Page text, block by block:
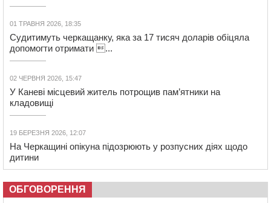
01 ТРАВНЯ 2026, 18:35
Судитимуть черкащанку, яка за 17 тисяч доларів обіцяла
допомогти отримати ...
02 ЧЕРВНЯ 2026, 15:47
У Каневі місцевий житель потрощив пам’ятники на
кладовищі
19 БЕРЕЗНЯ 2026, 12:07
На Черкащині опікуна підозрюють у розпусних діях щодо
дитини
ОБГОВОРЕННЯ